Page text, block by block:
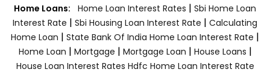
Home Loans: Home Loan Interest Rates | Sbi Home Loan
Interest Rate | Sbi Housing Loan Interest Rate | Calculating
Home Loan | State Bank Of India Home Loan Interest Rate |
Home Loan | Mortgage | Mortgage Loan | House Loans |
House Loan Interest Rates Hdfc Home Loan Interest Rate